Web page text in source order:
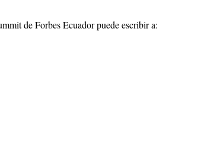
de Forbes Ecuador puede escribir a: